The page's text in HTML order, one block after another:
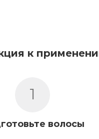
к
1
волосы